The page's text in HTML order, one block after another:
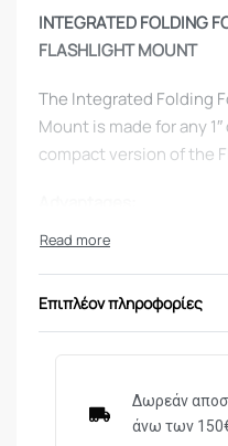
INTEGRATED FOLDING
FLASHLIGHT MOUNT
The Integrated Folding
Mount is made for any
compact version of the
Enhances Overall
Transforms from a
Versatile Tactical
Quick Release
When in Horizontal
and It Locks in the
Button to Fold Back
Επιπλέον πληροφορίες
Δωρεάν
άνω των